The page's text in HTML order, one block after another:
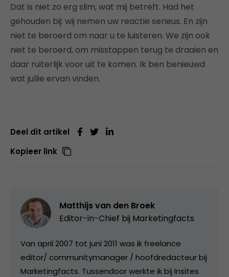
Dat is niet zo erg slim, wat mij betreft. Had het
gehouden bij: wij nemen uw reactie serieus. En zijn
niet te beroerd om naar u te luisteren. We zijn ook
niet te beroerd, om misstappen terug te draaien en
daar ruiterlijk voor uit te komen. Ik ben benieuwd
wat jullie ervan vinden.
Deel dit artikel
Kopieer link
Matthijs van den Broek
Editor-in-Chief bij Marketingfacts
Van april 2007 tot juni 2011 was ik freelance
editor/ communitymanager / hoofdredacteur bij
Marketingfacts. Tussendoor werkte ik bij Insites